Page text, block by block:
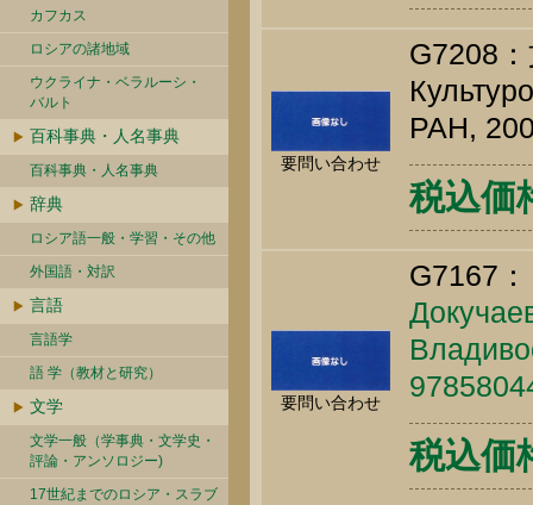
カフカス
ロシアの諸地域
ウクライナ・ベラルーシ・
バルト
百科事典・人名事典
百科事典・人名事典
辞典
ロシア語一般・学習・その他
外国語・対訳
言語
言語学
語 学（教材と研究）
文学
文学一般（学事典・文学史・
評論・アンソロジー)
17世紀までのロシア・スラブ
要問い合わせ
G7208
РАН,
税込価
要問い合わせ
G7167：
税込価